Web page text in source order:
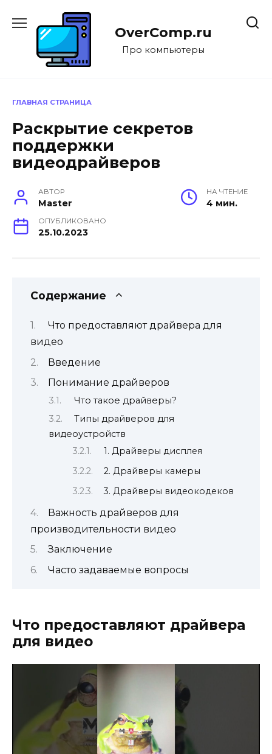
содержанию
OverComp.ru
Про компьютеры
ГЛАВНАЯ СТРАНИЦА
Раскрытие секретов
поддержки
видеодрайверов
АВТОР
Master
НА ЧТЕНИЕ
4 мин.
ОПУБЛИКОВАНО
25.10.2023
Содержание
Что предоставляют драйвера для
видео
Введение
Понимание драйверов
Что такое драйверы?
Типы драйверов для
видеоустройств
1. Драйверы дисплея
2. Драйверы камеры
3. Драйверы видеокодеков
Важность драйверов для
производительности видео
Заключение
Часто задаваемые вопросы
Что предоставляют драйвера
для видео